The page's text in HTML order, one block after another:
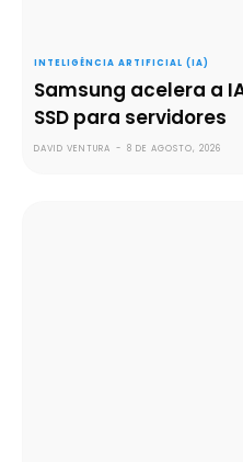
INTELIGÊNCIA ARTIFICIAL (IA)
Samsung acelera a
SSD para servidores
DAVID VENTURA - 8 DE AGOSTO, 2026